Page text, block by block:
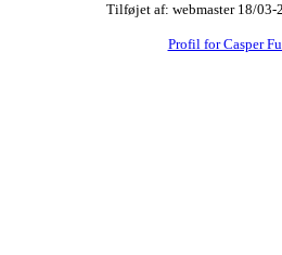
Tilføjet af: webmaster 18/
Profil for Casper